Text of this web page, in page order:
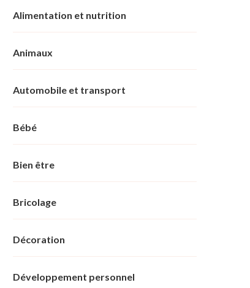
Alimentation et nutrition
Animaux
Automobile et transport
Bébé
Bien être
Bricolage
Décoration
Développement personnel